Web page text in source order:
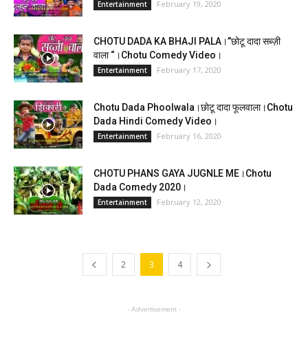
Entertainment February 19, 2020
CHOTU DADA KA BHAJI PALA।”छोटू दादा सब्ज़ी
वाला “।Chotu Comedy Video।
Entertainment February 17, 2020
Chotu Dada Phoolwala।छोटू दादा फूलवाला।Chotu
Dada Hindi Comedy Video।
Entertainment February 16, 2020
CHOTU PHANS GAYA JUGNLE ME।Chotu
Dada Comedy 2020।
Entertainment February 12, 2020
2 3 4
- Advertisement -